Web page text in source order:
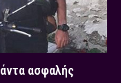
ασφαλής